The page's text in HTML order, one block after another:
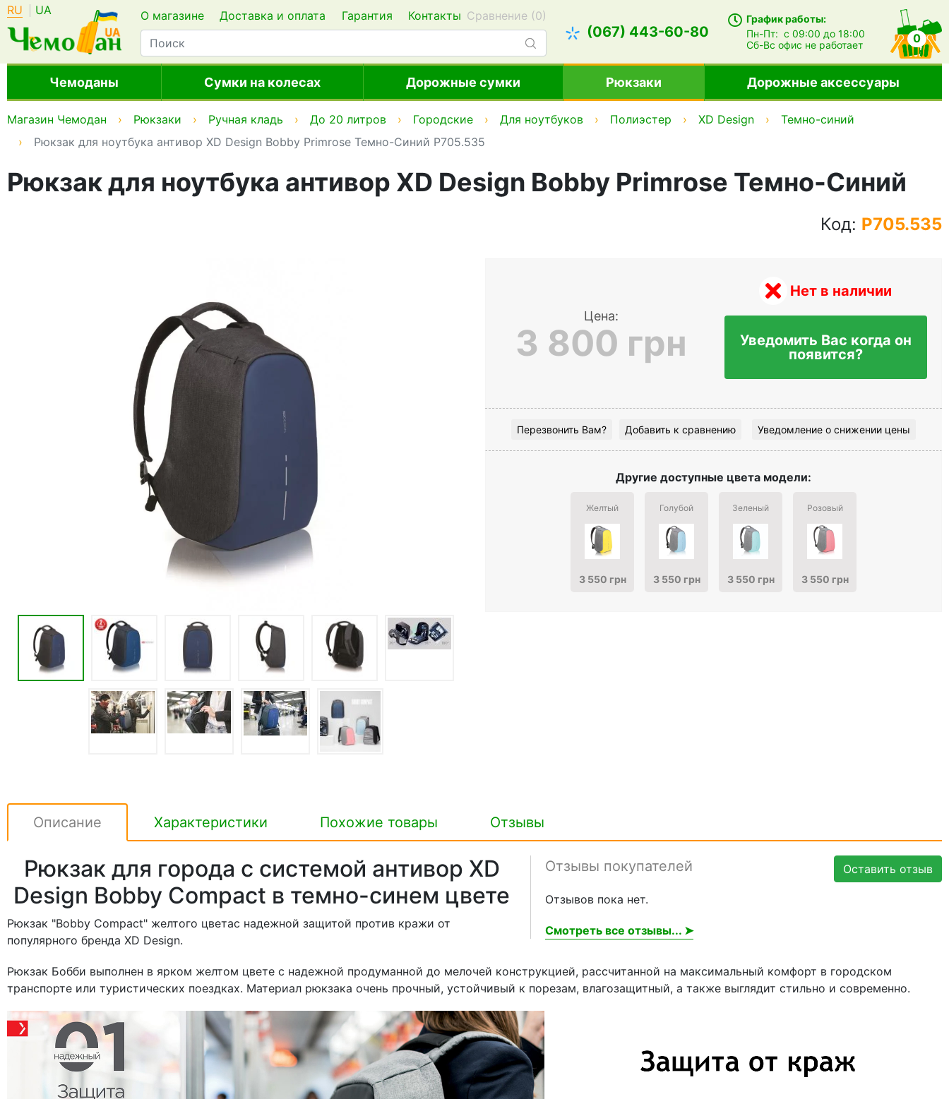
RU UA О магазине Доставка и оплата Гарантия Контакты Сравнение (0)
(067) 443-60-80
График работы:
Пн-Пт:с 09:00 до 18:00
Сб-Всофис не работает 0
Чемоданы Сумки на колесах Дорожные сумки Рюкзаки Дорожные аксессуары
Магазин Чемодан Рюкзаки Ручная кладь До 20 литров Городские Для ноутбуков Полиэстер XD Design
Темно-синий
Рюкзак для ноутбука антивор XD Design Bobby Primrose Темно-Синий P705.535
Рюкзак для ноутбука антивор XD Design Bobby Primrose Темно-Синий
Код: P705.535
Цена:
3 800 грн
Нет в наличии
Уведомить Вас когда он
появится?
Перезвонить Вам? Добавить к сравнению Уведомление о снижении цены
Другие доступные цвета модели:
Желтый
3 550 грн
Голубой
3 550 грн
Зеленый
3 550 грн
Розовый
3 550 грн
Описание Характеристики Похожие товары Отзывы
Оставить отзыв
Отзывы покупателей
Отзывов пока нет.
Смотреть все отзывы... ➤
Рюкзак для города с системой антивор XD
Design Bobby Compact в темно-синем цвете
Рюкзак "Bobby Compact" желтого цветас надежной защитой против кражи от
популярного бренда XD Design.
Рюкзак Бобби выполнен в ярком желтом цвете с надежной продуманной до мелочей конструкцией, рассчитанной на максимальный комфорт в городском
транспорте или туристических поездках. Материал рюкзака очень прочный, устойчивый к порезам, влагозащитный, а также выглядит стильно и современно.